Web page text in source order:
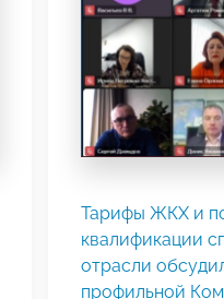
Тарифы ЖКХ и
квалификации
отрасли
профильной